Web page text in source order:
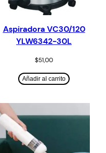
Aspiradora VC30/120
YLW6342-30L
$51,00
Añadir al carrito